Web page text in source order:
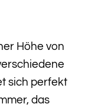
Höhe von
sich perfekt
das